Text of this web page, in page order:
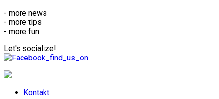
- more news
- more tips
- more fun
Let's socialize!
Kontakt